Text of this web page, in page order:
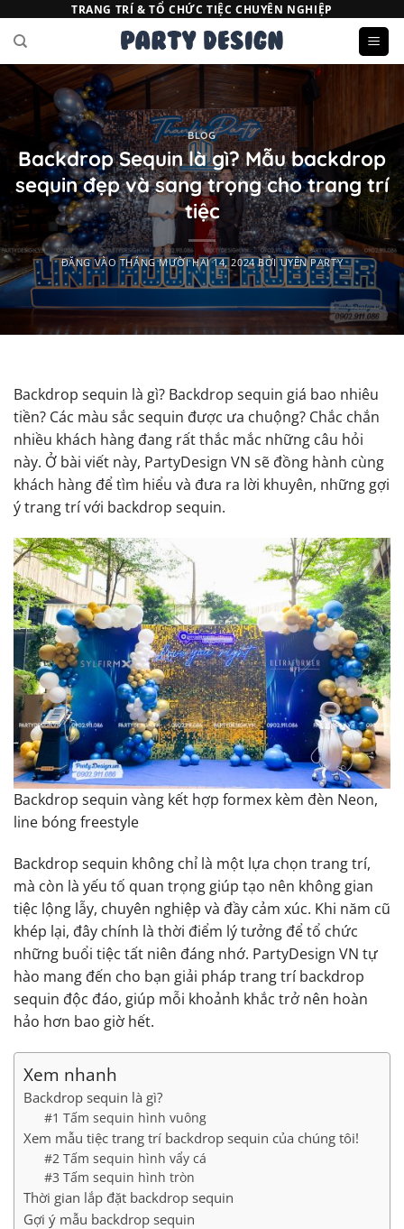
qua
dung
TRANG TRÍ & TỔ CHỨC TIỆC CHUYÊN NGHIỆP
BLOG
Backdrop Sequin là gì? Mẫu backdrop
sequin đẹp và sang trọng cho trang trí
tiệc
ĐĂNG VÀOTHÁNG MƯỜI HAI 14, 2024 BỞIUYÊN PARTY
Backdrop sequin là gì? Backdrop sequin giá bao nhiêu
tiền? Các màu sắc sequin được ưa chuộng? Chắc chắn
nhiều khách hàng đang rất thắc mắc những câu hỏi
này. Ở bài viết này, PartyDesign VN sẽ đồng hành cùng
khách hàng để tìm hiểu và đưa ra lời khuyên, những gợi
ý trang trí với backdrop sequin.
Backdrop sequin vàng kết hợp formex kèm đèn Neon,
line bóng freestyle
Backdrop sequin không chỉ là một lựa chọn trang trí,
mà còn là yếu tố quan trọng giúp tạo nên không gian
tiệc lộng lẫy, chuyên nghiệp và đầy cảm xúc. Khi năm cũ
khép lại, đây chính là thời điểm lý tưởng để tổ chức
những buổi tiệc tất niên đáng nhớ. PartyDesign VN tự
hào mang đến cho bạn giải pháp trang trí backdrop
sequin độc đáo, giúp mỗi khoảnh khắc trở nên hoàn
hảo hơn bao giờ hết.
Xem nhanh
Backdrop sequin là gì?
#1 Tấm sequin hình vuông
Xem mẫu tiệc trang trí backdrop sequin của chúng tôi!
#2 Tấm sequin hình vẩy cá
#3 Tấm sequin hình tròn
Thời gian lắp đặt backdrop sequin
Gợi ý mẫu backdrop sequin